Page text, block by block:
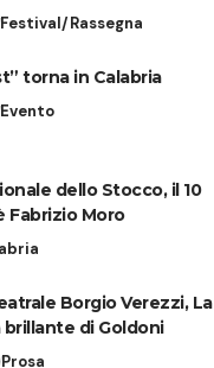
Festival/Rassegna
torna in Calabria
Evento
dello Stocco, il 10
Fabrizio Moro
Borgio Verezzi, La
brillante di Goldoni
Prosa